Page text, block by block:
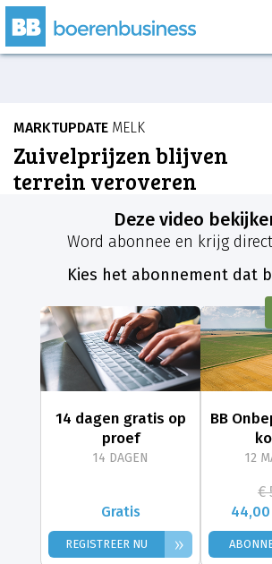
MARKTUPDATE MELK
Zuivelprijzen blijven
terrein veroveren
Deze video
Word abonnee en krijg
Kies het abonnement dat
14 dagen gratis op
proef
14 DAGEN
Gratis
REGISTREER NU »
BB
12
€